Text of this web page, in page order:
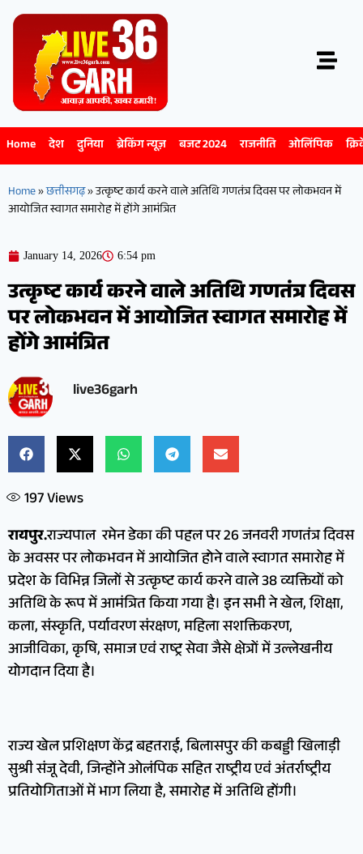
Home देश दुनिया ब्रेकिंग न्यूज़ बजट 2024 राजनीति ओलिंपिक
Home»छत्तीसगढ़»उत्कृष्ट कार्य करने वाले अतिथि गणतंत्र दिवस पर लोकभवन में
आयोजित स्वागत समारोह में होंगे आमंत्रित
January 14, 2026 6:54 pm
उत्कृष्ट कार्य करने वाले अतिथि गणतंत्र दिवस
पर लोकभवन में आयोजित स्वागत समारोह में
होंगे आमंत्रित
live36garh
197Views
रायपुर.राज्यपाल रमेन डेका की पहल पर 26 जनवरी गणतंत्र दिवस
के अवसर पर लोकभवन में आयोजित होने वाले स्वागत समारोह में
प्रदेश के विभिन्न जिलों से उत्कृष्ट कार्य करने वाले 38 व्यक्तियों को
अतिथि के रूप में आमंत्रित किया गया है। इन सभी ने खेल, शिक्षा,
कला, संस्कृति, पर्यावरण संरक्षण, महिला सशक्तिकरण,
आजीविका, कृषि, समाज एवं राष्ट्र सेवा जैसे क्षेत्रों में उल्लेखनीय
योगदान दिया है।
राज्य खेल प्रशिक्षण केंद्र बहतराई, बिलासपुर की कबड्डी खिलाड़ी
सुश्री संजू देवी, जिन्होंने ओलंपिक सहित राष्ट्रीय एवं अंतर्राष्ट्रीय
प्रतियोगिताओं में भाग लिया है, समारोह में अतिथि होंगी।